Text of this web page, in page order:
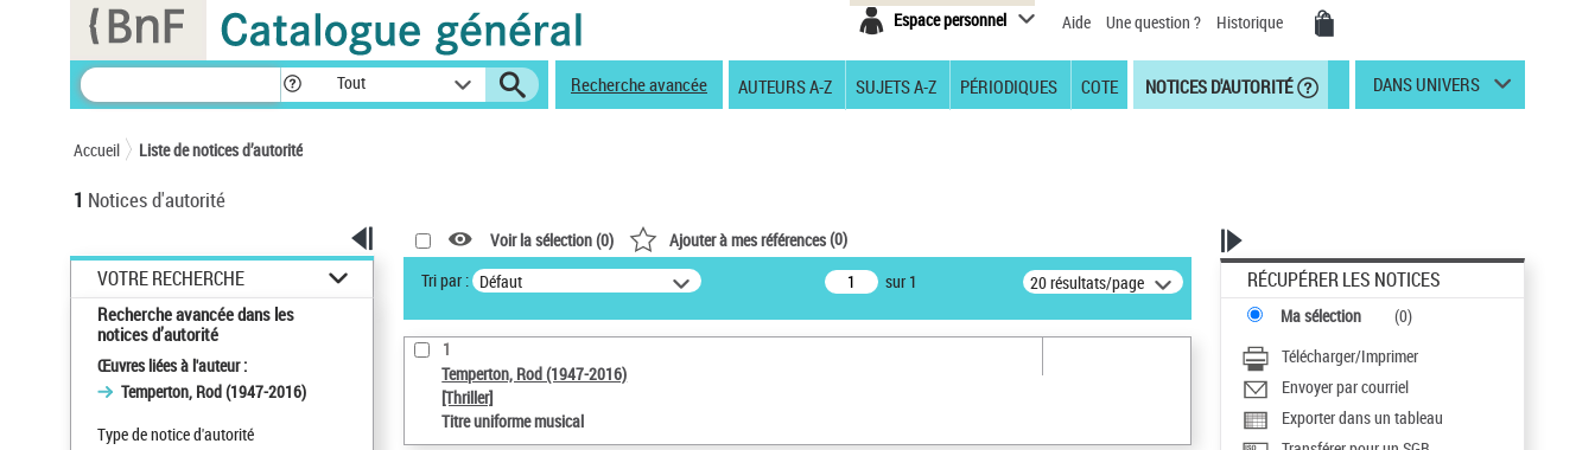
Espace personnel Aide Une question ? Historique
Tout Recherche avancée AUTEURS A-Z SUJETS A-Z PÉRIODIQUES COTE NOTICES D'AUTORITÉ DANS UNIVERS
Accueil Liste de notices d’autorité
1 Notices d'autorité
VOTRE RECHERCHE
Recherche avancée dans les
notices d’autorité
Œuvres liées à l'auteur :
Temperton, Rod (1947-2016)
Type de notice d'autorité
Voir la sélection (0) Ajouter à mes références(0)
Tri par : Défaut sur 1 20 résultats/page
1
Temperton, Rod (1947-2016)
[Thriller]
Titre uniforme musical
RÉCUPÉRER LES NOTICES
Ma sélection (0)
Télécharger/Imprimer
Envoyer par courriel
Exporter dans un tableau
Panneau de gestion des cookies